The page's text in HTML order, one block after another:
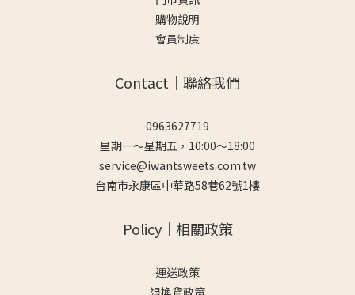
購物說明
會員制度
Contact｜聯絡我們
0963627719
星期一～星期五，10:00～18:00
service@iwantsweets.com.tw
台南市永康區中華路58巷62號1樓
Policy｜相關政策
運送政策
退換貨政策